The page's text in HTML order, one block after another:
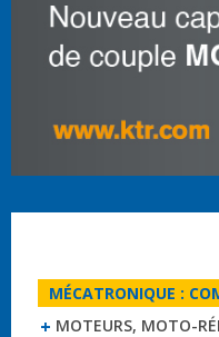
MÉCATRONIQUE :
MOTEURS, MOTO-